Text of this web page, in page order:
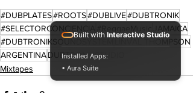
#DUBPLATES#ROOTS#DUBLIVE#DUBTRONIK
#SELECTORCONCIENCIA
JAMAICA
#DUBTRONIKSOUNDSYSTEM
LINVAL THOMPSON
ARGENTINADUBTRONIKSTUDIO
Mixtapes
Built with Interactive Studio
Installed Apps:
• Aura Suite